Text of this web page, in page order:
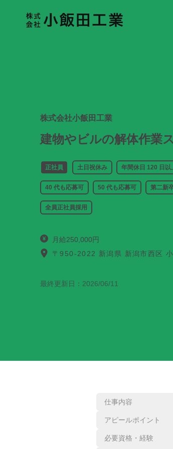
株式会社小飯田工業
建物やビルの解体作業
正社員 土日祝休み 年間休日 120 日以
40 代も応募可 50 代も応募可 第二新
全員正社員採用
月給250,000円
〒950-2022 新潟県 新潟市西区
最終更新日： 2026/06/11
仕事内容
アピールポイント
必要資格・経験